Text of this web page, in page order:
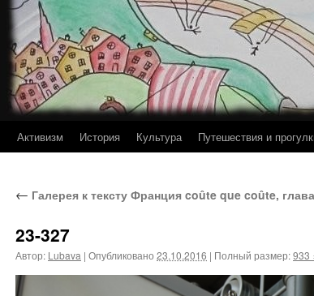
Активизм История Культура Путешествия и
← Галерея к тексту Франция coûte que coûte,
23-327
Автор: Lubava | Опубликовано 23.10.2016 | Полный размер:933